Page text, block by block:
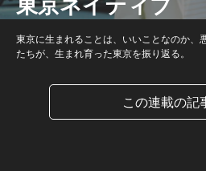
東京に生まれることは、いいことなのか、
たちが、生まれ育った東京を振り返る。
この連載の記